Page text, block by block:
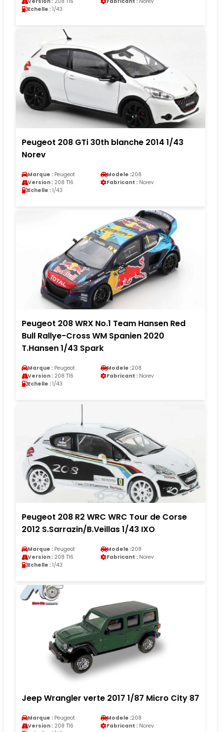
Echelle : 1/43
Peugeot 208 GTi 30th blanche 2014 1/43
Norev
Marque : Peugeot Modele :208
Version : 208 T16 Fabricant : Norev
Echelle : 1/43
Peugeot 208 WRX No.1 Team Hansen Red
Bull Rallye-Cross WM Spanien 2020
T.Hansen 1/43 Spark
Marque : Peugeot Modele :208
Version : 208 T16 Fabricant : Norev
Echelle : 1/43
Peugeot 208 R2 WRC WRC Tour de Corse
2012 S.Sarrazin/B.Veillas 1/43 IXO
Marque : Peugeot Modele :208
Version : 208 T16 Fabricant : Norev
Echelle : 1/43
Jeep Wrangler verte 2017 1/87 Micro City 87
Marque : Peugeot Modele :208
Version : 208 T16 Fabricant : Norev